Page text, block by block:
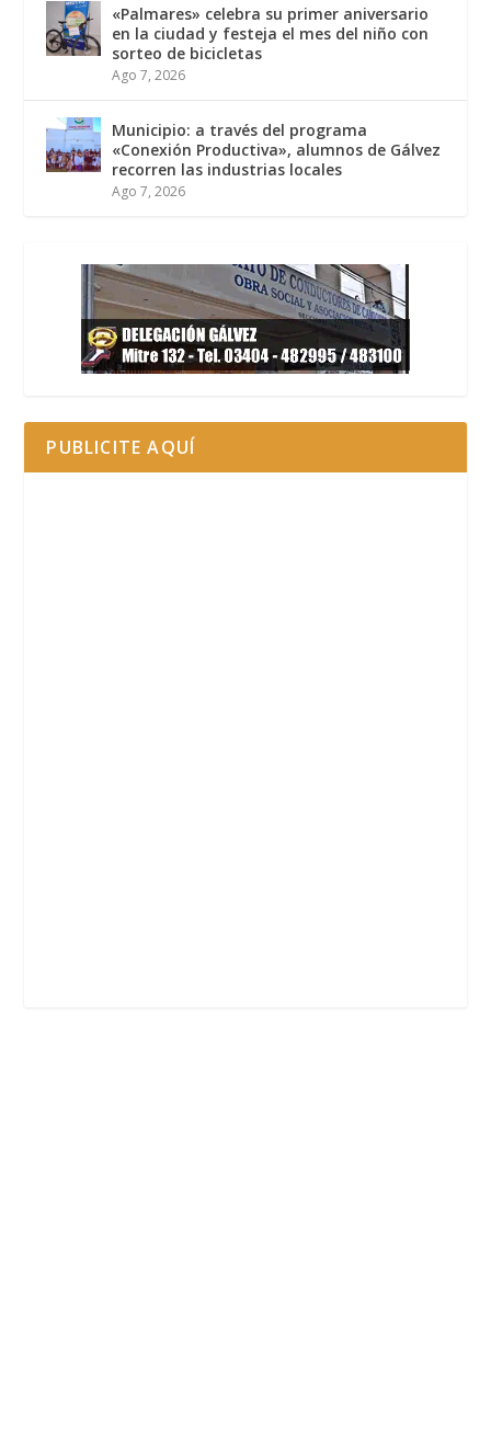
«Palmares» celebra su primer aniversario
en la ciudad y festeja el mes del niño con
sorteo de bicicletas
Ago 7, 2026
Municipio: a través del programa
«Conexión Productiva», alumnos de Gálvez
recorren las industrias locales
Ago 7, 2026
PUBLICITE AQUÍ